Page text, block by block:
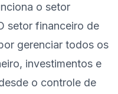
o setor
setor financeiro de
gerenciar todos os
investimentos e
o controle de